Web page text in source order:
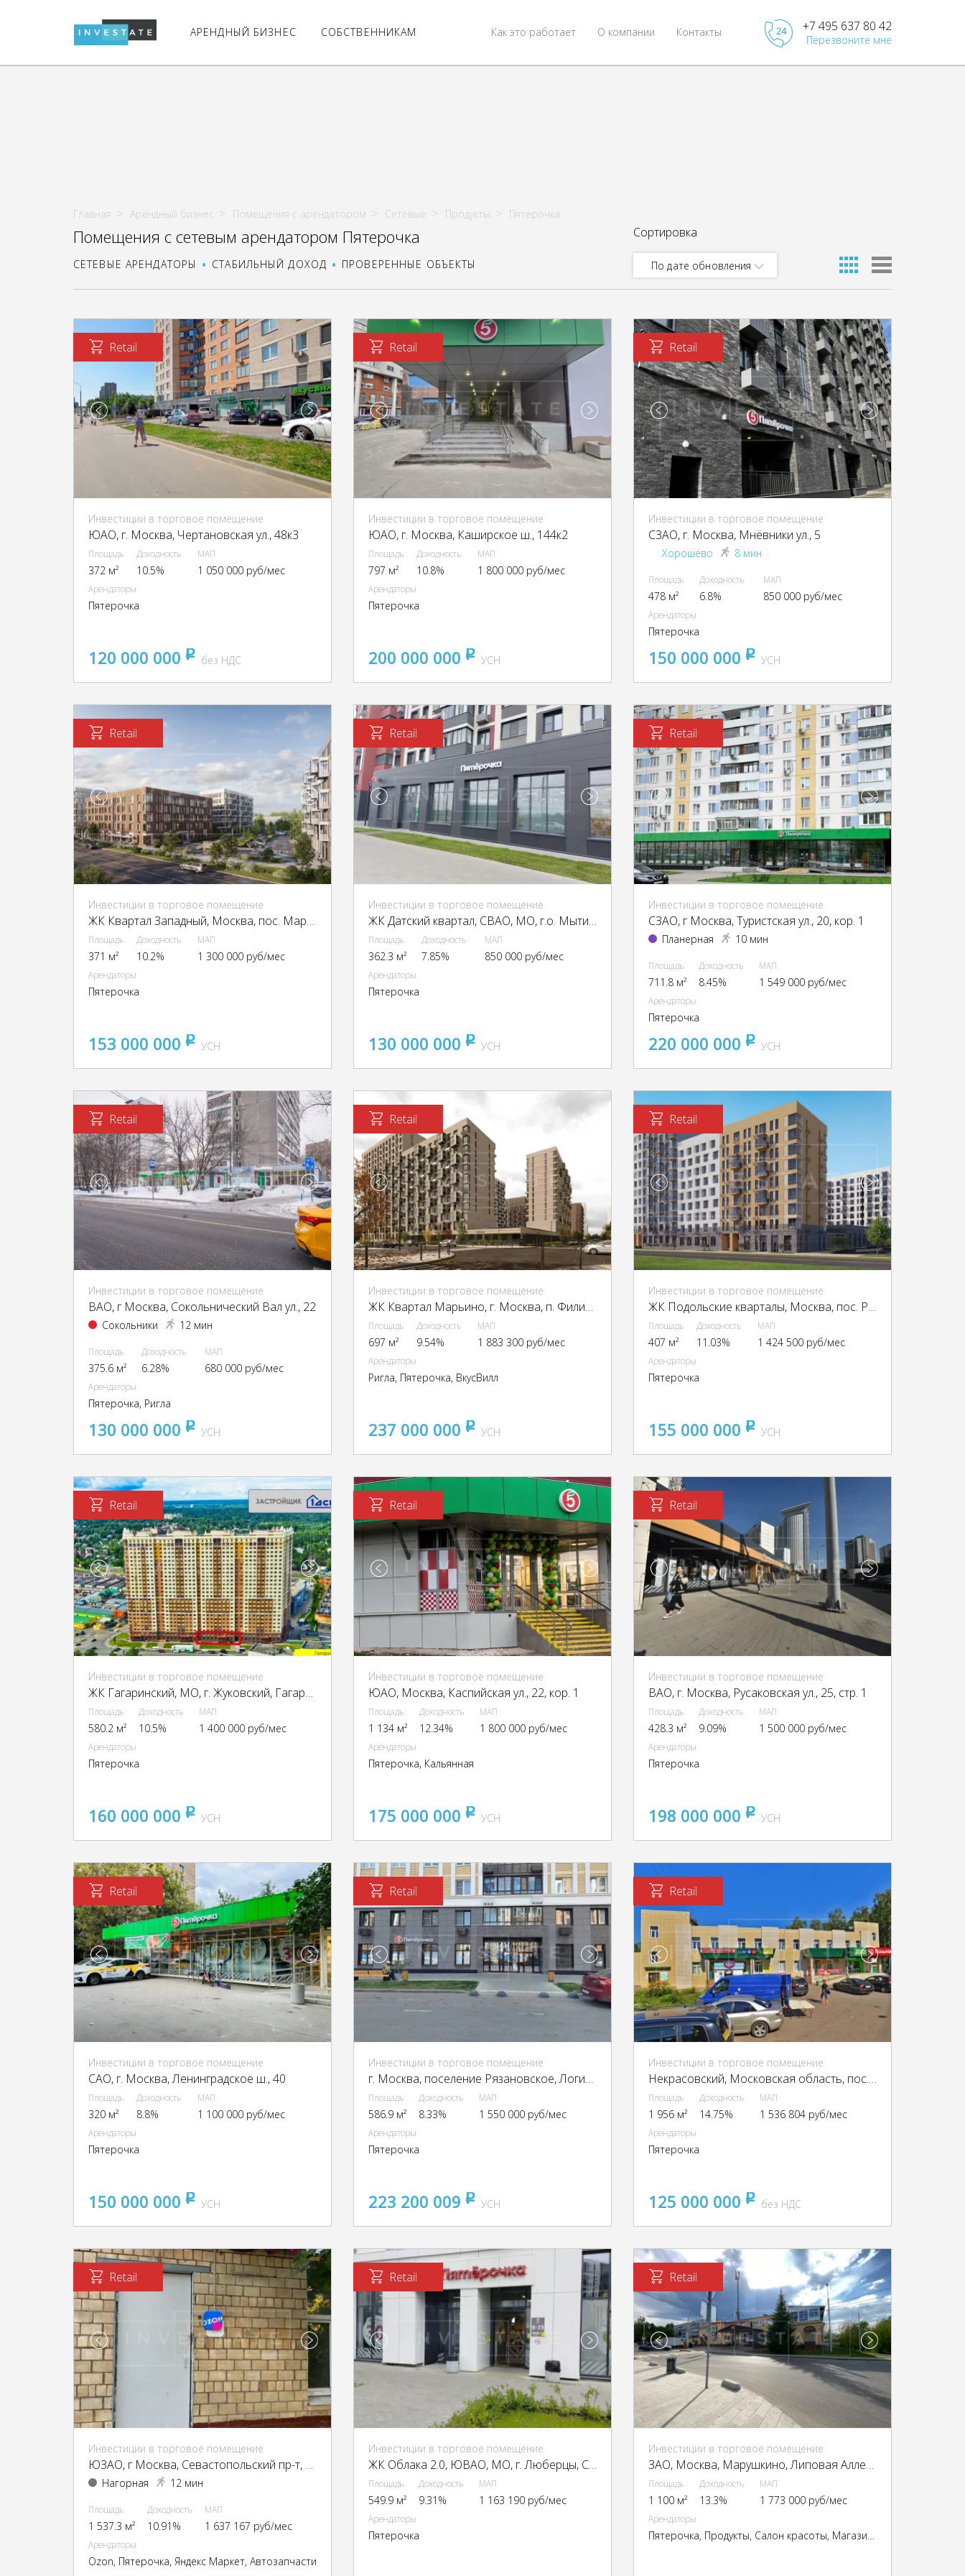
АРЕНДНЫЙ БИЗНЕС СОБСТВЕННИКАМ Контакты
О компании
Как это работает +7 495 637 80 42
Перезвоните мне
Главная Арендный бизнес Помещения с арендатором Сетевые Продукты Пятерочка
Помещения с сетевым арендатором Пятерочка
СЕТЕВЫЕ АРЕНДАТОРЫ СТАБИЛЬНЫЙ ДОХОД ПРОВЕРЕННЫЕ ОБЪЕКТЫ
Сортировка
По дате обновления
Retail
Инвестиции в торговое помещение
ЮАО, г. Москва, Чертановская ул., 48к3
Площадь
372 м²
Доходность
10.5%
МАП
1 050 000 руб/мес
Арендаторы
Пятерочка
120 000 000 pуббез НДС
Retail
Инвестиции в торговое помещение
ЮАО, г. Москва, Каширское ш., 144к2
Площадь
797 м²
Доходность
10.8%
МАП
1 800 000 руб/мес
Арендаторы
Пятерочка
200 000 000 pуб
УСН
Retail
Инвестиции в торговое помещение
CЗАО, г. Москва, Мнёвники ул., 5
Хорошёво 8 мин
Площадь
478 м²
Доходность
6.8%
МАП
850 000 руб/мес
Арендаторы
Пятерочка
150 000 000 pуб
УСН
Retail
Инвестиции в торговое помещение
ЖК Квартал Западный, Москва, пос. Марушкинское, квартал 76, ЖК Квартал Западный, 3
Площадь
371 м²
Доходность
10.2%
МАП
1 300 000 руб/мес
Арендаторы
Пятерочка
153 000 000 pуб
УСН
Retail
Инвестиции в торговое помещение
ЖК Датский квартал, CВАО, МО, г.о. Мытищи, Полковника Романова, 5
Площадь
362.3 м²
Доходность
7.85%
МАП
850 000 руб/мес
Арендаторы
Пятерочка
130 000 000 pуб
УСН
Retail
Инвестиции в торговое помещение
CЗАО, г Москва, Туристская ул., 20, кор. 1
Планерная 10 мин
Площадь
711.8 м²
Доходность
8.45%
МАП
1 549 000 руб/мес
Арендаторы
Пятерочка
220 000 000 pуб
УСН
Retail
Инвестиции в торговое помещение
ВАО, г Москва, Сокольнический Вал ул., 22
Сокольники 12 мин
Площадь
375.6 м²
Доходность
6.28%
МАП
680 000 руб/мес
Арендаторы
Пятерочка, Ригла
130 000 000 pуб
УСН
Retail
Инвестиции в торговое помещение
ЖК Квартал Марьино, г. Москва, п. Филимонковское, ЖК Квартал Марьино, к1
Площадь
697 м²
Доходность
9.54%
МАП
1 883 300 руб/мес
Арендаторы
Ригла, Пятерочка, ВкусВилл
237 000 000 pуб
УСН
Retail
Инвестиции в торговое помещение
ЖК Подольские кварталы, Москва, пос. Рязановское, ЖК Подольские Кварталы, к4, район Щербинка
Площадь
407 м²
Доходность
11.03%
МАП
1 424 500 руб/мес
Арендаторы
Пятерочка
155 000 000 pуб
УСН
Retail
Инвестиции в торговое помещение
ЖК Гагаринский, МО, г. Жуковский, Гагарина ул., 62
Площадь
580.2 м²
Доходность
10.5%
МАП
1 400 000 руб/мес
Арендаторы
Пятерочка
160 000 000 pуб
УСН
Retail
Инвестиции в торговое помещение
ЮАО, Москва, Каспийская ул., 22, кор. 1
Площадь
1 134 м²
Доходность
12.34%
МАП
1 800 000 руб/мес
Арендаторы
Пятерочка, Кальянная
175 000 000 pуб
УСН
Retail
Инвестиции в торговое помещение
ВАО, г. Москва, Русаковская ул., 25, стр. 1
Площадь
428.3 м²
Доходность
9.09%
МАП
1 500 000 руб/мес
Арендаторы
Пятерочка
198 000 000 pуб
УСН
Retail
Инвестиции в торговое помещение
CАО, г. Москва, Ленинградское ш., 40
Площадь
320 м²
Доходность
8.8%
МАП
1 100 000 руб/мес
Арендаторы
Пятерочка
150 000 000 pуб
УСН
Retail
Инвестиции в торговое помещение
г. Москва, поселение Рязановское, Логинова ул., 5к2
Площадь
586.9 м²
Доходность
8.33%
МАП
1 550 000 руб/мес
Арендаторы
Пятерочка
223 200 009 pуб
УСН
Retail
Инвестиции в торговое помещение
Некрасовский, Московская область, пос. Некрасовский, мкр. Строителей, 11
Площадь
1 956 м²
Доходность
14.75%
МАП
1 536 804 руб/мес
Арендаторы
Пятерочка
125 000 000 pуббез НДС
Retail
Инвестиции в торговое помещение
ЮЗАО, г Москва, Севастопольский пр-т, 37
Нагорная 12 мин
Площадь
1 537.3 м²
Доходность
10.91%
МАП
1 637 167 руб/мес
Арендаторы
Ozon, Пятерочка, Яндекс Маркет, Автозапчасти
Retail
Инвестиции в торговое помещение
ЖК Облака 2.0, ЮВАО, МО, г. Люберцы, Солнечная ул., 6
Площадь
549.9 м²
Доходность
9.31%
МАП
1 163 190 руб/мес
Арендаторы
Пятерочка
Retail
Инвестиции в торговое помещение
ЗАО, Москва, Марушкино, Липовая Аллея ул., 5А
Площадь
1 100 м²
Доходность
13.3%
МАП
1 773 000 руб/мес
Арендаторы
Пятерочка, Продукты, Салон красоты, Магазин одежды, стоматология